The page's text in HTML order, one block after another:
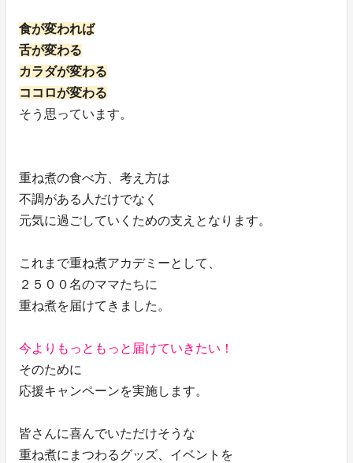
食が変われば
舌が変わる
カラダが変わる
ココロが変わる
そう思っています。
重ね煮の食べ方、考え方は
不調がある人だけでなく
元気に過ごしていくための支えとなります。
これまで重ね煮アカデミーとして、
２５００名のママたちに
重ね煮を届けてきました。
今よりもっともっと届けていきたい！
そのために
応援キャンペーンを実施します。
皆さんに喜んでいただけそうな
重ね煮にまつわるグッズ、イベントを